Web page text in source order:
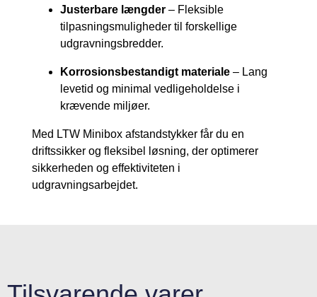
Justerbare længder – Fleksible
tilpasningsmuligheder til forskellige
udgravningsbredder.
Korrosionsbestandigt materiale – Lang
levetid og minimal vedligeholdelse i
krævende miljøer.
Med LTW Minibox afstandstykker får du en
driftssikker og fleksibel løsning, der optimerer
sikkerheden og effektiviteten i
udgravningsarbejdet.